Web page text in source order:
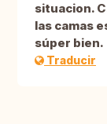
situacion.
las camas
súper bien.
Traducir